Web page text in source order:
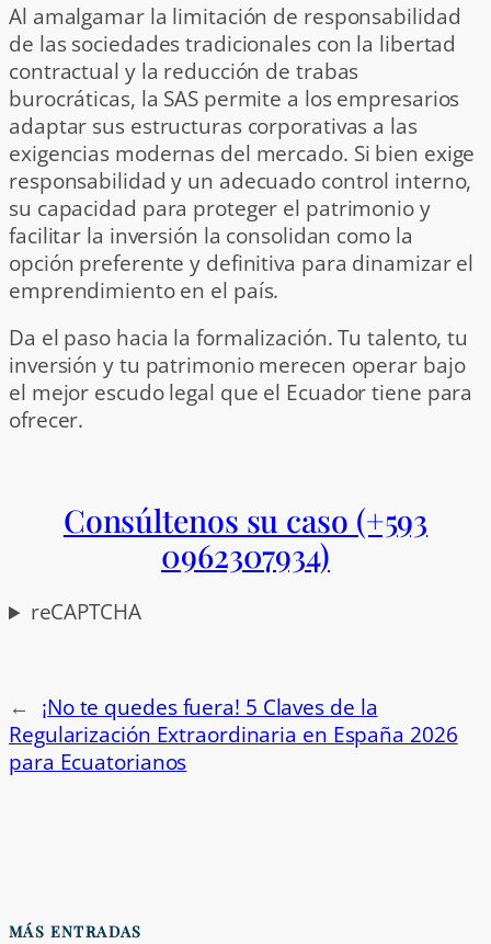
Al amalgamar la limitación de responsabilidad
de las sociedades tradicionales con la libertad
contractual y la reducción de trabas
burocráticas, la SAS permite a los empresarios
adaptar sus estructuras corporativas a las
exigencias modernas del mercado. Si bien exige
responsabilidad y un adecuado control interno,
su capacidad para proteger el patrimonio y
facilitar la inversión la consolidan como la
opción preferente y definitiva para dinamizar el
emprendimiento en el país.
Da el paso hacia la formalización. Tu talento, tu
inversión y tu patrimonio merecen operar bajo
el mejor escudo legal que el Ecuador tiene para
ofrecer.
Consúltenos su caso (+593
0962307934)
reCAPTCHA
←
¡No te quedes fuera! 5 Claves de la
Regularización Extraordinaria en España 2026
para Ecuatorianos
MÁS ENTRADAS